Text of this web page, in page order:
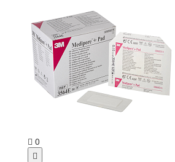
0